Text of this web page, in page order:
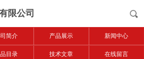
限公司
简介 产品展示 新闻中心
目录 技术文章 在线留言